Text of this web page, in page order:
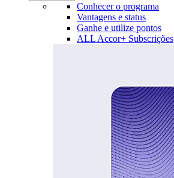
Conhecer o programa
Vantagens e status
Ganhe e utilize pontos
ALL Accor+ Subscrições